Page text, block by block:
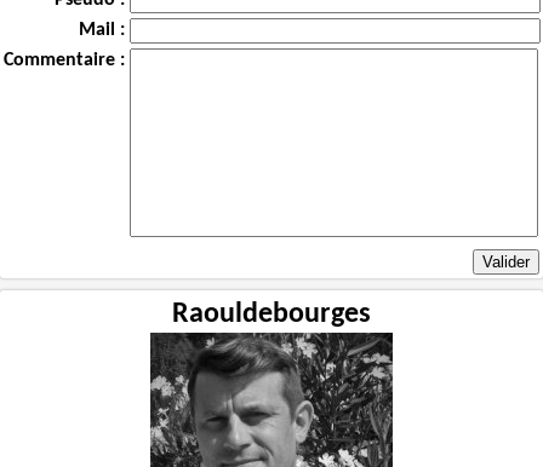
Mail :
Commentaire :
Raouldebourges